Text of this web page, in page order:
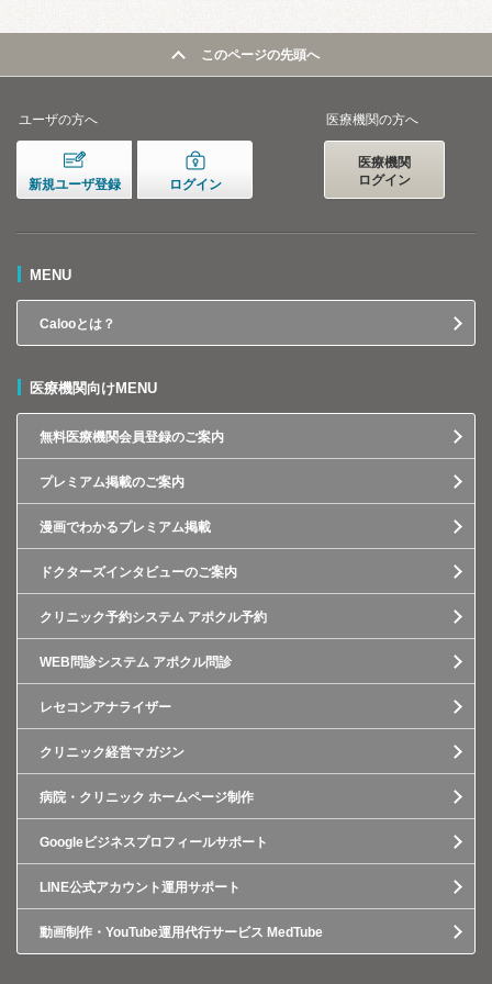
このページの先頭へ
ユーザの方へ
新規ユーザ登録 ログイン
医療機関の方へ
医療機関
ログイン
MENU
Calooとは？
医療機関向けMENU
無料医療機関会員登録のご案内
プレミアム掲載のご案内
漫画でわかるプレミアム掲載
ドクターズインタビューのご案内
クリニック予約システム アポクル予約
WEB問診システム アポクル問診
レセコンアナライザー
クリニック経営マガジン
病院・クリニック ホームページ制作
Googleビジネスプロフィールサポート
LINE公式アカウント運用サポート
動画制作・YouTube運用代行サービス MedTube